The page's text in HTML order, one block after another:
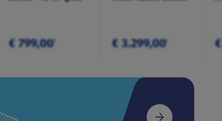
€ 799,00¹ € 3.299,00¹